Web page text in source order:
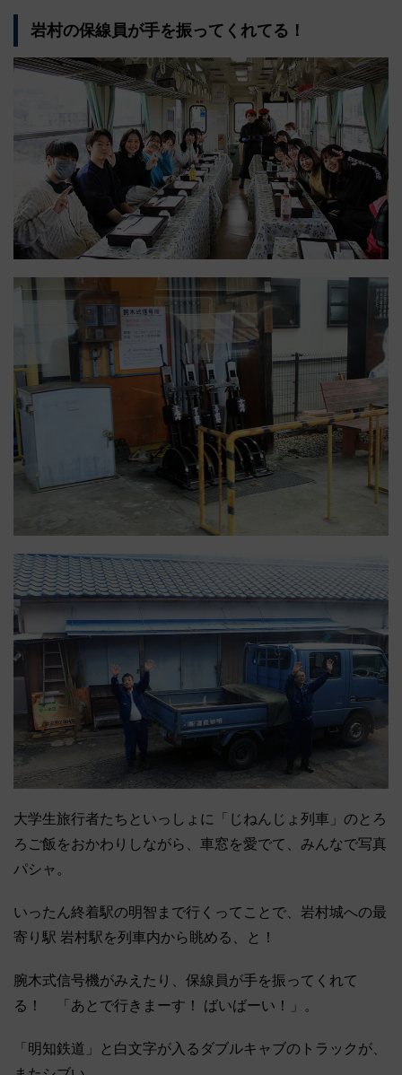
岩村の保線員が手を振ってくれてる！
大学生旅行者たちといっしょに「じねんじょ列車」のとろ
ろご飯をおかわりしながら、車窓を愛でて、みんなで写真
パシャ。
いったん終着駅の明智まで行くってことで、岩村城への最
寄り駅 岩村駅を列車内から眺める、と！
腕木式信号機がみえたり、保線員が手を振ってくれて
る！ 「あとで行きまーす！ ばいばーい！」。
「明知鉄道」と白文字が入るダブルキャブのトラックが、